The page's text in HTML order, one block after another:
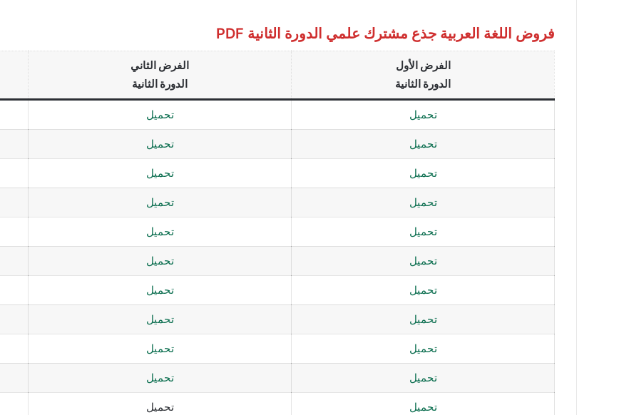
فروض اللغة العربية جذع مشترك علمي الدورة الثانية PDF
الفرض الأول
الدورة الثانية
الفرض الثاني
الدورة الثانية
تحميل تحميل
تحميل تحميل
تحميل تحميل
تحميل تحميل
تحميل تحميل
تحميل تحميل
تحميل تحميل
تحميل تحميل
تحميل تحميل
تحميل تحميل
تحميل تحميل